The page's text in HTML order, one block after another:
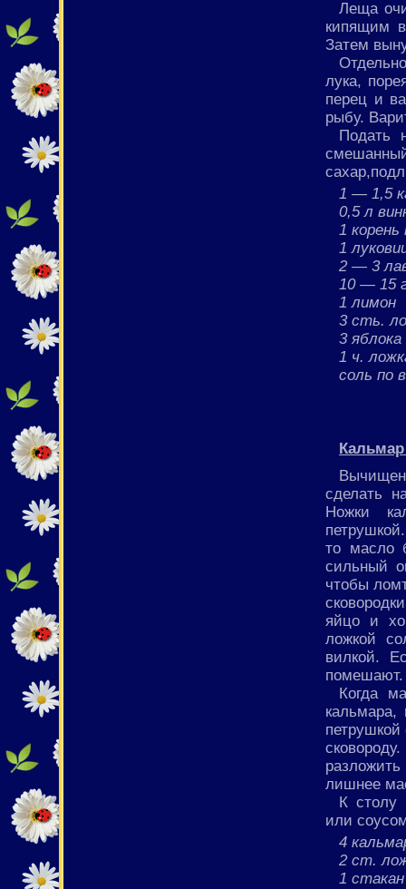
Леща
кипящим
Затем
лука,
перец и
рыбу.
Подать
1 — 1,5
0,5 л
1
1
2 — 3
10 — 15
1 лимон
3 сть.
3 яблока
1 ч.
соль по
Кальмар
сделать
Ножки
то масло
сильный
чтобы
яйцо и
ложкой
вилкой.
помешают.
Когда
кальмара,
петрушкой
лишнее
К столу
или
4
2 ст.
1